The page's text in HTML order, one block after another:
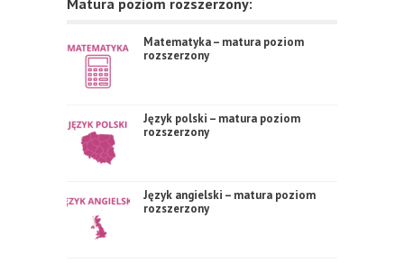
Matura poziom rozszerzony:
Matematyka – matura poziom
rozszerzony
Język polski – matura poziom
rozszerzony
Język angielski – matura poziom
rozszerzony